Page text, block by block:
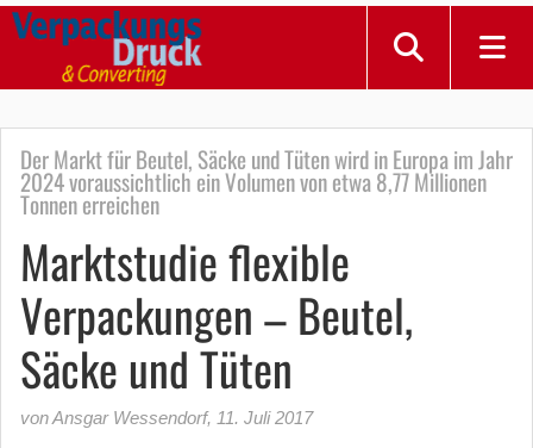
Der Markt für Beutel, Säcke und Tüten wird in Europa im Jahr
2024 voraussichtlich ein Volumen von etwa 8,77 Millionen
Tonnen erreichen
Marktstudie flexible
Verpackungen – Beutel,
Säcke und Tüten
von Ansgar Wessendorf, 11. Juli 2017